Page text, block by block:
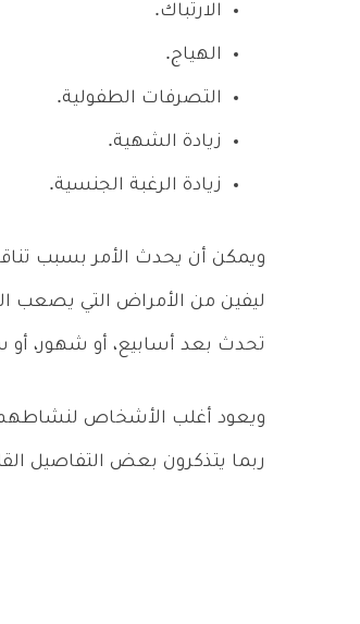
الارتباك.
الهياج.
التصرفات الطفولية.
زيادة الشهية.
زيادة الرغبة الجنسية.
ويمكن أن يحدث الأمر بسبب تناقص
ليفين من الأمراض التي يصعب
تحدث بعد أسابيع، أو شهور، أو
ويعود أغلب الأشخاص لنشاطهم
ربما يتذكرون بعض التفاصيل